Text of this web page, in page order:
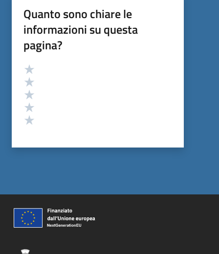
Quanto sono chiare le
informazioni su questa
pagina?
Valutazione